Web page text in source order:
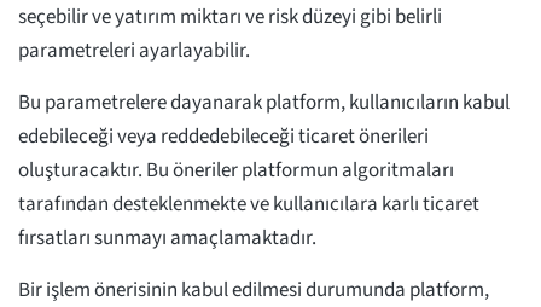
seçebilir ve yatırım miktarı ve risk düzeyi gibi belirli
parametreleri ayarlayabilir.
Bu parametrelere dayanarak platform, kullanıcıların kabul
edebileceği veya reddedebileceği ticaret önerileri
oluşturacaktır. Bu öneriler platformun algoritmaları
tarafından desteklenmekte ve kullanıcılara karlı ticaret
fırsatları sunmayı amaçlamaktadır.
Bir işlem önerisinin kabul edilmesi durumunda platform,